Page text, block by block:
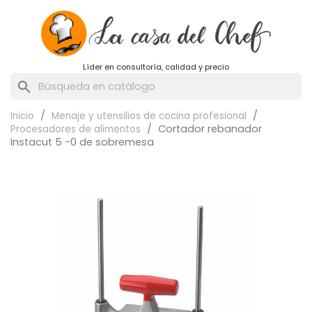
Líder en consultoría, calidad y precio
search
Inicio
Menaje y utensilios de cocina profesional
Procesadores de alimentos
Cortador rebanador
Instacut 5 -0 de sobremesa